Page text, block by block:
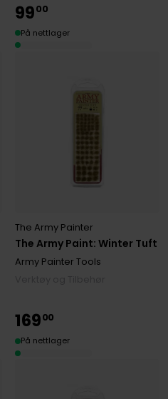
The Army Paint: Winter Tuft
The Army Painter
Army Painter Tools
9900
På nettlager
16900
På nettlager